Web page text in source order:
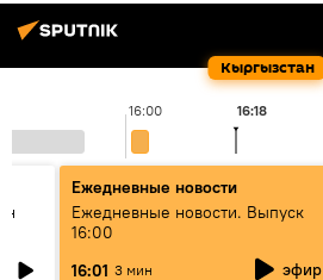
Кыргызстан
16:00 16:18
Ежедневные новости
Ежедневные новости. Выпуск
16:00
16:01 3 мин эфир